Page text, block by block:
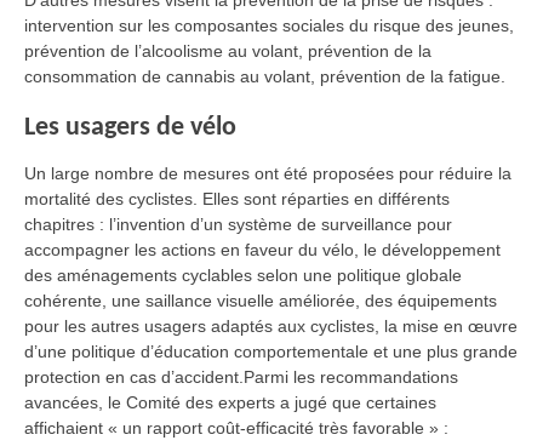
intervention sur les composantes sociales du risque des jeunes,
prévention de l’alcoolisme au volant, prévention de la
consommation de cannabis au volant, prévention de la fatigue.
Les usagers de vélo
Un large nombre de mesures ont été proposées pour réduire la
mortalité des cyclistes. Elles sont réparties en différents
chapitres : l’invention d’un système de surveillance pour
accompagner les actions en faveur du vélo, le développement
des aménagements cyclables selon une politique globale
cohérente, une saillance visuelle améliorée, des équipements
pour les autres usagers adaptés aux cyclistes, la mise en œuvre
d’une politique d’éducation comportementale et une plus grande
protection en cas d’accident.Parmi les recommandations
avancées, le Comité des experts a jugé que certaines
affichaient « un rapport coût-efficacité très favorable » :